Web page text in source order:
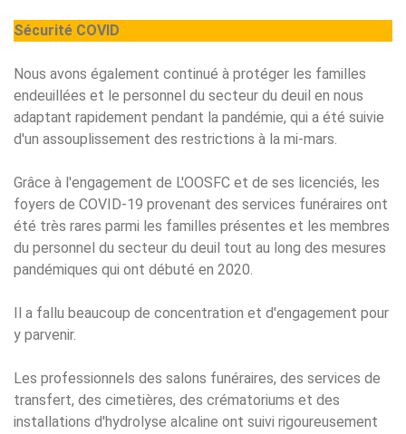
Sécurité COVID
Nous avons également continué à protéger les familles
endeuillées et le personnel du secteur du deuil en nous
adaptant rapidement pendant la pandémie, qui a été suivie
d'un assouplissement des restrictions à la mi-mars.
Grâce à l'engagement de L'OOSFC et de ses licenciés, les
foyers de COVID-19 provenant des services funéraires ont
été très rares parmi les familles présentes et les membres
du personnel du secteur du deuil tout au long des mesures
pandémiques qui ont débuté en 2020.
Il a fallu beaucoup de concentration et d'engagement pour
y parvenir.
Les professionnels des salons funéraires, des services de
transfert, des cimetières, des crématoriums et des
installations d'hydrolyse alcaline ont suivi rigoureusement